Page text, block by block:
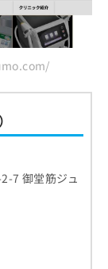
7 御堂筋ジュ